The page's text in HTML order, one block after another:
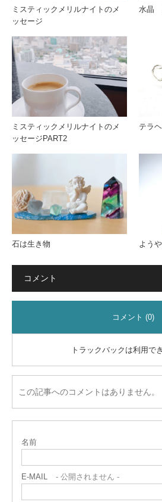
ミスティックメリルナイトのメ
ッセージ
水晶
ミスティックメリルナイトのメ
ッセージPART2
テラ
石は生き物 よう
コメント
コメント (0)
トラックバックは利用で
この記事へのコメントはありません。
名前
E-MAIL - 公開されません -